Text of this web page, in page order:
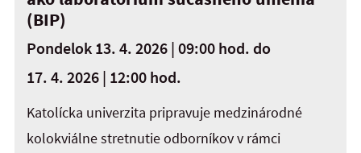
(BIP)
Pondelok 13. 4. 2026 | 09:00 hod. do
17. 4. 2026 | 12:00 hod.
Katolícka univerzita pripravuje medzinárodné
kolokviálne stretnutie odborníkov v rámci